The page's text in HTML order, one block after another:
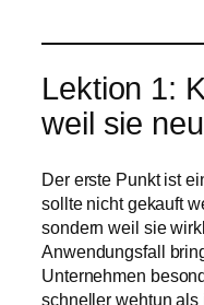
Lektion 1:
weil sie
Der erste Punkt ist
sollte nicht gekauft
sondern weil sie
Anwendungsfall
Unternehmen
schneller wehtun als